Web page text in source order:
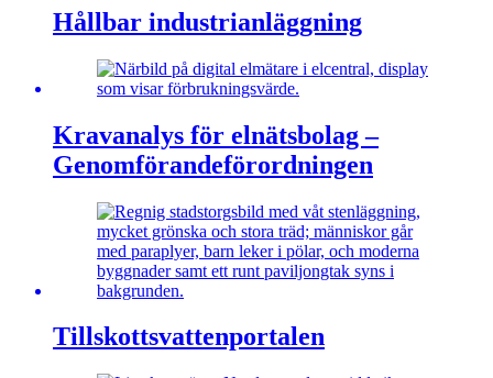
Hållbar industrianläggning
Kravanalys för elnätsbolag –
Genomförandeförordningen
Tillskottsvattenportalen